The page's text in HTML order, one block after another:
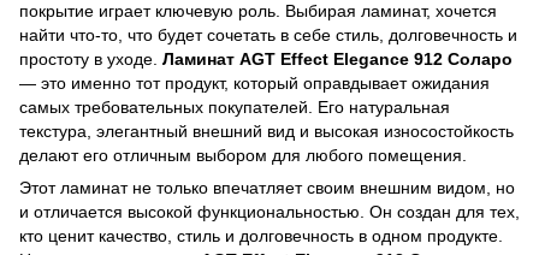
покрытие играет ключевую роль. Выбирая ламинат, хочется
найти что-то, что будет сочетать в себе стиль, долговечность и
простоту в уходе. Ламинат AGT Effect Elegance 912 Соларо
— это именно тот продукт, который оправдывает ожидания
самых требовательных покупателей. Его натуральная
текстура, элегантный внешний вид и высокая износостойкость
делают его отличным выбором для любого помещения.
Этот ламинат не только впечатляет своим внешним видом, но
и отличается высокой функциональностью. Он создан для тех,
кто ценит качество, стиль и долговечность в одном продукте.